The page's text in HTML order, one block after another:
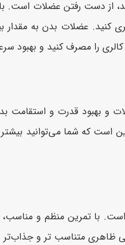
دست رفتن عضلات است. با
عضلات بدن به مقدار
را مصرف کنید و بهبود
بهبود قدرت و استقامت
است که شما می‌توانید
است. با تمرین منظم و مناسب،
ظاهری متناسب تر و جذاب‌تر